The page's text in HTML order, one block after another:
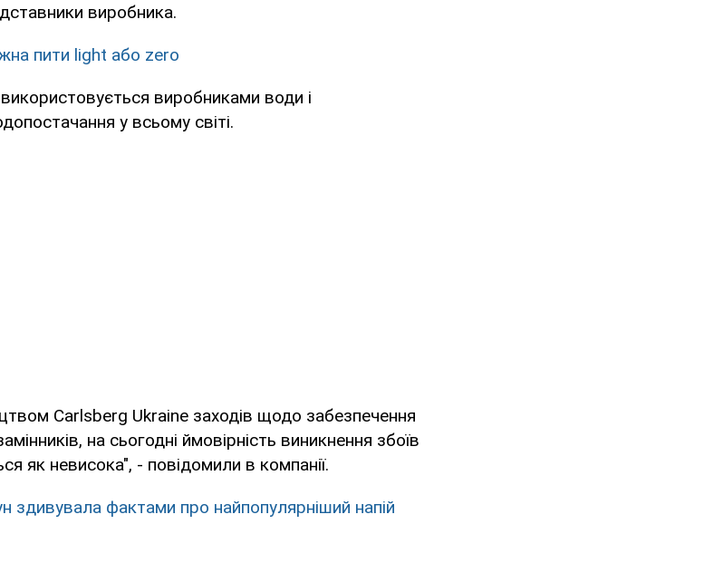
виробника.
пити light або zero
виробниками води і
у всьому світі.
Carlsberg Ukraine заходів щодо забезпечення
на сьогодні ймовірність виникнення збоїв
як невисока", - повідомили в компанії.
здивувала фактами про найпопулярніший напій